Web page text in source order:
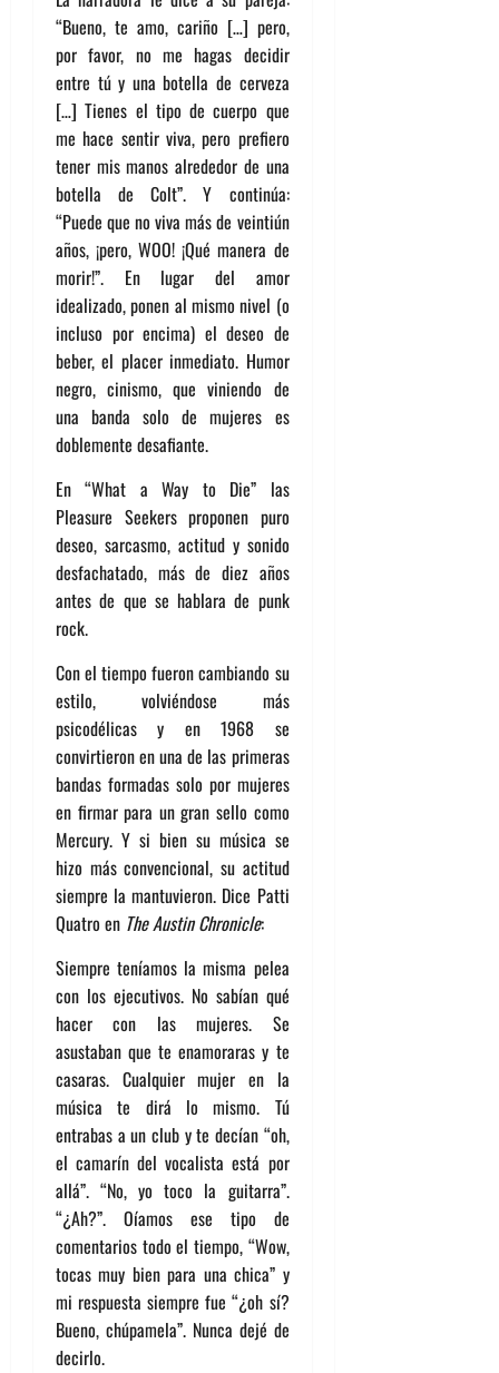
“Bueno, te amo, cariño […] pero,
por favor, no me hagas decidir
entre tú y una botella de cerveza
[…] Tienes el tipo de cuerpo que
me hace sentir viva, pero prefiero
tener mis manos alrededor de una
botella de Colt”. Y continúa:
“Puede que no viva más de veintiún
años, ¡pero, WOO! ¡Qué manera de
morir!”. En lugar del amor
idealizado, ponen al mismo nivel (o
incluso por encima) el deseo de
beber, el placer inmediato. Humor
negro, cinismo, que viniendo de
una banda solo de mujeres es
doblemente desafiante.
En “What a Way to Die” las
Pleasure Seekers proponen puro
deseo, sarcasmo, actitud y sonido
desfachatado, más de diez años
antes de que se hablara de punk
rock.
Con el tiempo fueron cambiando su
estilo, volviéndose más
psicodélicas y en 1968 se
convirtieron en una de las primeras
bandas formadas solo por mujeres
en firmar para un gran sello como
Mercury. Y si bien su música se
hizo más convencional, su actitud
siempre la mantuvieron. Dice Patti
Quatro en The Austin Chronicle:
Siempre teníamos la misma pelea
con los ejecutivos. No sabían qué
hacer con las mujeres. Se
asustaban que te enamoraras y te
casaras. Cualquier mujer en la
música te dirá lo mismo. Tú
entrabas a un club y te decían “oh,
el camarín del vocalista está por
allá”. “No, yo toco la guitarra”.
“¿Ah?”. Oíamos ese tipo de
comentarios todo el tiempo, “Wow,
tocas muy bien para una chica” y
mi respuesta siempre fue “¿oh sí?
Bueno, chúpamela”. Nunca dejé de
decirlo.